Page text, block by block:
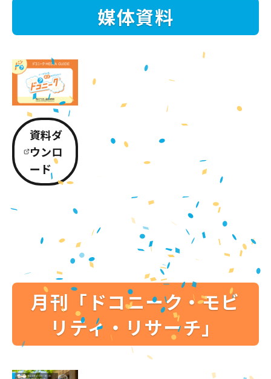
媒体資料
資料ダ
ウンロ
ード
月刊「ドコニーク・モビ
リティ・リサーチ」